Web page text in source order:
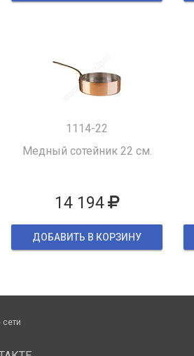
1114-22
Медный сотейник 22 см.
14 194
ДОБАВИТЬ В КОРЗИНУ